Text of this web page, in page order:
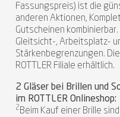
Fassungspreis) ist die
anderen Aktionen,
Gutscheinen
Gleitsicht-, Arbeitsplatz-
Stärkenbegrenzungen.
ROTTLER Filiale erhältlich.
2 Gläser bei Brillen und
im ROTTLER Onlineshop:
2 Beim Kauf einer Brille